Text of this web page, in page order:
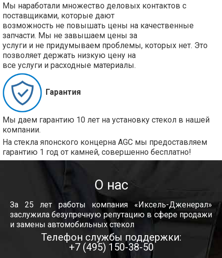
Мы наработали множество деловых контактов с
поставщиками, которые дают
возможность не повышать цены на качественные
запчасти. Мы не завышаем цены за
услуги и не придумываем проблемы, которых нет. Это
позволяет держать низкую цену на
все услуги и расходные материалы.
Гарантия
Мы даем гарантию 10 лет на установку стекол в нашей
компании.
На стекла японского концерна AGC мы предоставляем
гарантию 1 год от камней, совершенно бесплатно!
О нас
За 25 лет работы компания «Иксель-Дженерал»
заслужила безупречную репутацию в сфере продажи
и замены автомобильных стекол
Телефон службы поддержки:
+7 (495) 150-38-50